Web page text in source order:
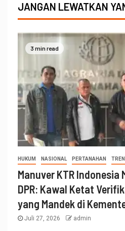
JANGAN LEWATKAN
3 min read
HUKUM NASIONAL PERTANAHAN
Manuver KTR Indonesia
DPR: Kawal Ketat
yang Mandek di
Juli 27, 2026 admin